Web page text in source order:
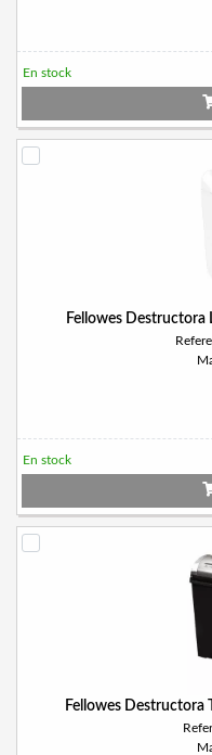
En stock
Fellowes
En stock
Fellowes Destructora